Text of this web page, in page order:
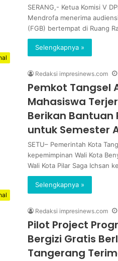
SERANG,- Ketua Komisi V
Mendrofa menerima
(FGB) bertempat di Ruang
Selengkapnya »
Redaksi impresinews.com
Pemkot Tangsel
Mahasiswa
Berikan Bantuan
untuk Semester
SETU– Pemerintah Kota
kepemimpinan Wali Kota
Wali Kota Pilar Saga Ichsan
Selengkapnya »
Redaksi impresinews.com
Pilot Project
Bergizi Gratis
Tangerang